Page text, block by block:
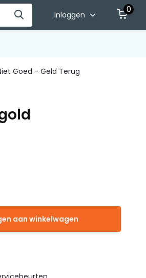
Inloggen
0
Goed - Geld Terug
aan winkelwagen